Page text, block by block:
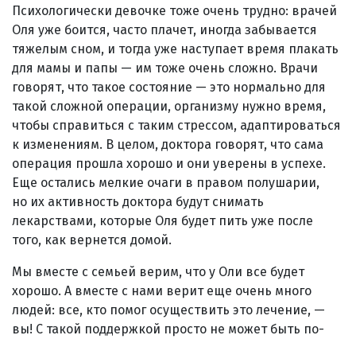
Психологически девочке тоже очень трудно: врачей
Оля уже боится, часто плачет, иногда забывается
тяжелым сном, и тогда уже наступает время плакать
для мамы и папы — им тоже очень сложно. Врачи
говорят, что такое состояние — это нормально для
такой сложной операции, организму нужно время,
чтобы справиться с таким стрессом, адаптироваться
к изменениям. В целом, доктора говорят, что сама
операция прошла хорошо и они уверены в успехе.
Еще остались мелкие очаги в правом полушарии,
но их активность доктора будут снимать
лекарствами, которые Оля будет пить уже после
того, как вернется домой.
Мы вместе с семьей верим, что у Оли все будет
хорошо. А вместе с нами верит еще очень много
людей: все, кто помог осуществить это лечение, —
вы! С такой поддержкой просто не может быть по-